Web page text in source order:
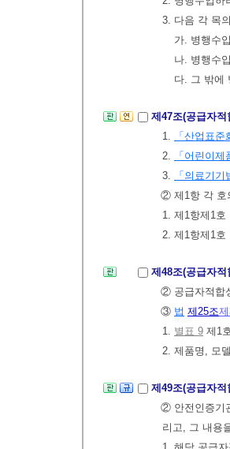
3. 다음 각 목
가. 병행수
나. 병행수
다. 그 밖에
제47조(공급자
1.
「산업표준
2.
「어린이
3.
「의료기기
② 제1항 각 호
1. 제1항제1
2. 제1항제1호
제48조(공급자
② 공급자적합
③ 법 제25조
1. 별표 9 제1
2. 제품명, 모
제49조(공급자
② 안전인증기
리고, 그 내용